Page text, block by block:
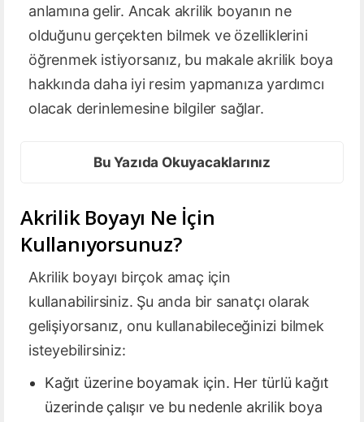
anlamına gelir. Ancak akrilik boyanın ne
olduğunu gerçekten bilmek ve özelliklerini
öğrenmek istiyorsanız, bu makale akrilik boya
hakkında daha iyi resim yapmanıza yardımcı
olacak derinlemesine bilgiler sağlar.
Bu Yazıda Okuyacaklarınız
Akrilik Boyayı Ne İçin
Kullanıyorsunuz?
Akrilik boyayı birçok amaç için
kullanabilirsiniz. Şu anda bir sanatçı olarak
gelişiyorsanız, onu kullanabileceğinizi bilmek
isteyebilirsiniz:
Kağıt üzerine boyamak için. Her türlü kağıt
üzerinde çalışır ve bu nedenle akrilik boya